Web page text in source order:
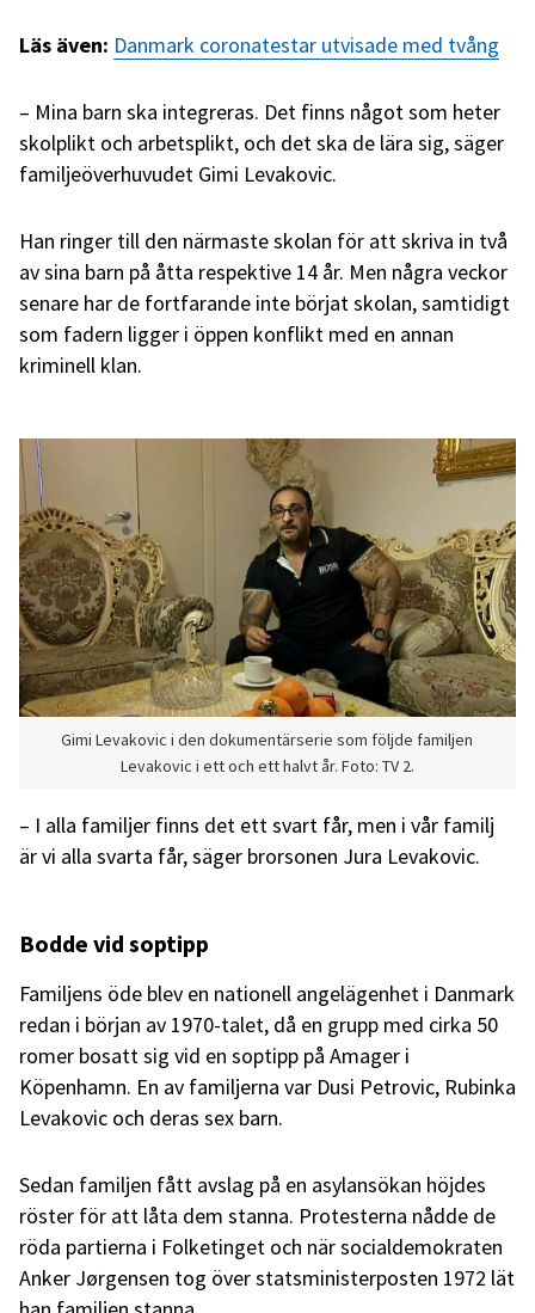
Läs även: Danmark coronatestar utvisade med tvång
– Mina barn ska integreras. Det finns något som heter
skolplikt och arbetsplikt, och det ska de lära sig, säger
familjeöverhuvudet Gimi Levakovic.
Han ringer till den närmaste skolan för att skriva in två
av sina barn på åtta respektive 14 år. Men några veckor
senare har de fortfarande inte börjat skolan, samtidigt
som fadern ligger i öppen konflikt med en annan
kriminell klan.
Gimi Levakovic i den dokumentärserie som följde familjen
Levakovic i ett och ett halvt år. Foto: TV 2.
– I alla familjer finns det ett svart får, men i vår familj
är vi alla svarta får, säger brorsonen Jura Levakovic.
Bodde vid soptipp
Familjens öde blev en nationell angelägenhet i Danmark
redan i början av 1970-talet, då en grupp med cirka 50
romer bosatt sig vid en soptipp på Amager i
Köpenhamn. En av familjerna var Dusi Petrovic, Rubinka
Levakovic och deras sex barn.
Sedan familjen fått avslag på en asylansökan höjdes
röster för att låta dem stanna. Protesterna nådde de
röda partierna i Folketinget och när socialdemokraten
Anker Jørgensen tog över statsministerposten 1972 lät